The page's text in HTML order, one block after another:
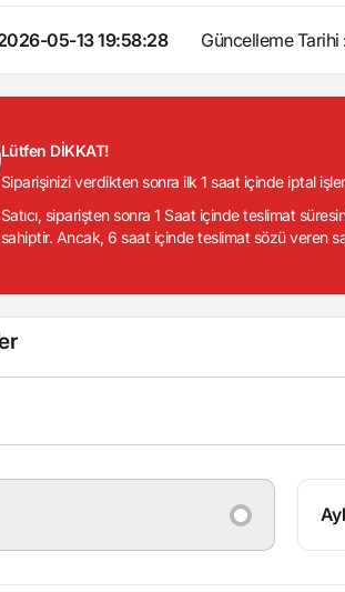
05-13 19:58:28 Güncelleme Tarihi
Lütfen DİKKAT!
Siparişinizi verdikten sonra ilk 1 saat içinde iptal
Satıcı, siparişten sonra 1 Saat içinde teslimat
sahiptir. Ancak, 6 saat içinde teslimat sözü veren